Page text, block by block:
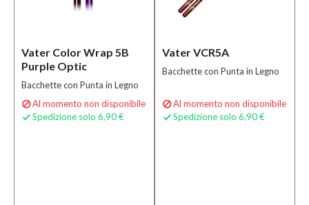
Vater Color Wrap 5B
Purple Optic
Bacchette con Punta in Legno
Al momento non disponibile
 Spedizione solo 6,90 €
Vater VCR5A
Bacchette con Punta in Legno
Al momento non disponibile
 Spedizione solo 6,90 €